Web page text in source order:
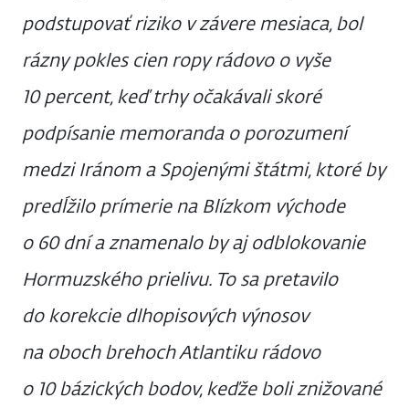
podstupovať riziko v závere mesiaca, bol
rázny pokles cien ropy rádovo o vyše
10 percent, keď trhy očakávali skoré
podpísanie memoranda o porozumení
medzi Iránom a Spojenými štátmi, ktoré by
predĺžilo prímerie na Blízkom východe
o 60 dní a znamenalo by aj odblokovanie
Hormuzského prielivu. To sa pretavilo
do korekcie dlhopisových výnosov
na oboch brehoch Atlantiku rádovo
o 10 bázických bodov, keďže boli znižované